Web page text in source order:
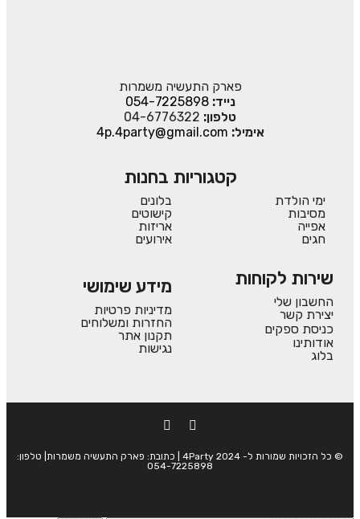
פארק התעשיה משמרות
נייד:054-7225898
טלפון: 04-6776322
אימיל: 4p.4party@gmail.com
קטגוריות בחנות
ימי הולדת
מסיבות
אפייה
חגים
בלונים
קישוטים
אריזות
אירועים
שירות לקוחות
החשבון שלי
יצירת קשר
כניסת ספקים
אודותינו
בלוג
מידע שימושי
מדיניות פרטיות
החזרות ומשלוחים
תקנון אתר
נגישות
© כל הזכויות שמורות ל- 4Party 2024 | כתובת: פארק התעשיה משמרות| טלפון:
054-7225898